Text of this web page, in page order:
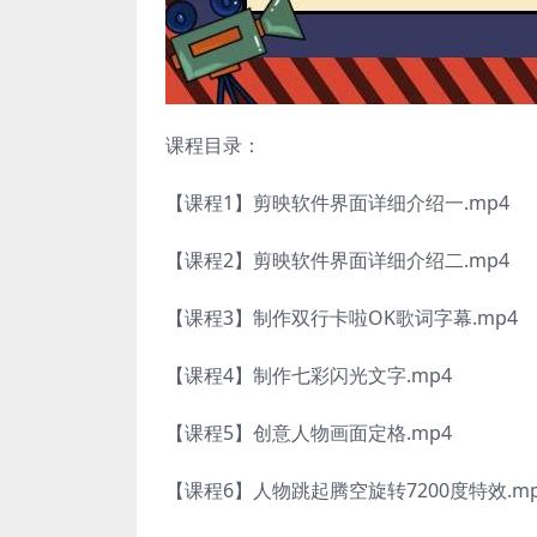
课程目录：
【课程1】剪映软件界面详细介绍一.mp4
【课程2】剪映软件界面详细介绍二.mp4
【课程3】制作双行卡啦OK歌词字幕.mp4
【课程4】制作七彩闪光文字.mp4
【课程5】创意人物画面定格.mp4
【课程6】人物跳起腾空旋转7200度特效